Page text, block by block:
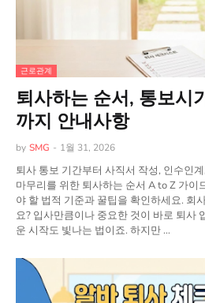
근로관계
퇴사하는 순서, 통보시
까지 안내사항
by SMG - 1월 31, 2026
퇴사 통보 기간부터 사직서 작성, 인수인
마무리를 위한 퇴사하는 순서 A to Z 가이
야 할 법적 기준과 꿀팁을 확인하세요. 회
요? 입사만큼이나 중요한 것이 바로 퇴사
운 시작도 빛나는 법이죠. 하지만 …